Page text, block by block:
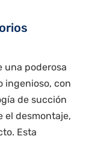
una poderosa
ingenioso, con
de succión
el desmontaje,
Esta